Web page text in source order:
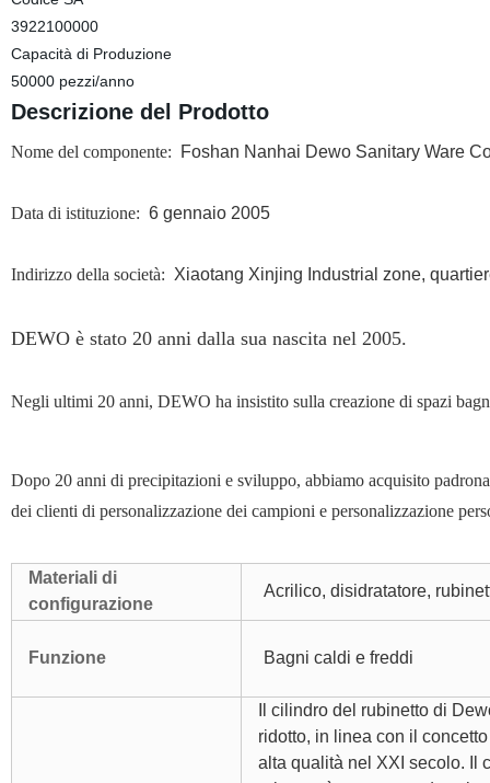
3922100000
Capacità di Produzione
50000 pezzi/anno
Descrizione del Prodotto
Nome del componente: Foshan Nanhai Dewo Sanitary Ware
Data di istituzione: 6 gennaio 2005
Indirizzo della società: Xiaotang Xinjing Industrial zone,
DEWO è stato 20 anni dalla sua nascita nel 2005.
Negli ultimi 20 anni, DEWO ha insistito sulla creazione di spazi
Dopo 20 anni di precipitazioni e sviluppo, abbiamo acquisito
dei clienti di personalizzazione dei campioni e personalizzazione
Materiali di
configurazione
Acrilico, disidratatore,
Funzione Bagni caldi e freddi
Il cilindro del rubinetto di
ridotto, in linea con il
alta qualità nel XXI secolo. Il